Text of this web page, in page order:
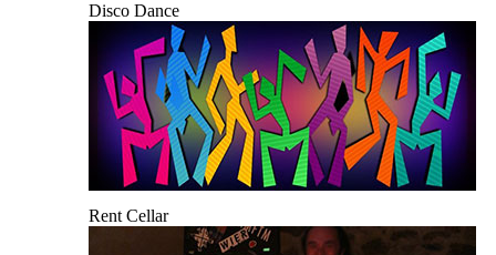
Disco Dance
Rent Cellar